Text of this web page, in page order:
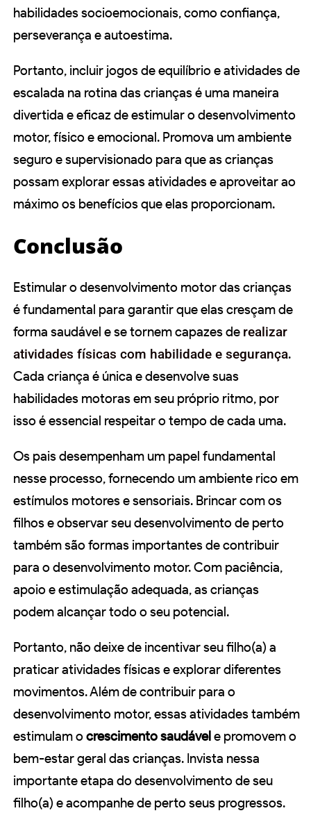
habilidades socioemocionais, como confiança,
perseverança e autoestima.
Portanto, incluir jogos de equilíbrio e atividades de
escalada na rotina das crianças é uma maneira
divertida e eficaz de estimular o desenvolvimento
motor, físico e emocional. Promova um ambiente
seguro e supervisionado para que as crianças
possam explorar essas atividades e aproveitar ao
máximo os benefícios que elas proporcionam.
Conclusão
Estimular o desenvolvimento motor das crianças
é fundamental para garantir que elas cresçam de
forma saudável e se tornem capazes de realizar
atividades físicas com habilidade e segurança.
Cada criança é única e desenvolve suas
habilidades motoras em seu próprio ritmo, por
isso é essencial respeitar o tempo de cada uma.
Os pais desempenham um papel fundamental
nesse processo, fornecendo um ambiente rico em
estímulos motores e sensoriais. Brincar com os
filhos e observar seu desenvolvimento de perto
também são formas importantes de contribuir
para o desenvolvimento motor. Com paciência,
apoio e estimulação adequada, as crianças
podem alcançar todo o seu potencial.
Portanto, não deixe de incentivar seu filho(a) a
praticar atividades físicas e explorar diferentes
movimentos. Além de contribuir para o
desenvolvimento motor, essas atividades também
estimulam o crescimento saudávele promovem o
bem-estar geral das crianças. Invista nessa
importante etapa do desenvolvimento de seu
filho(a) e acompanhe de perto seus progressos.